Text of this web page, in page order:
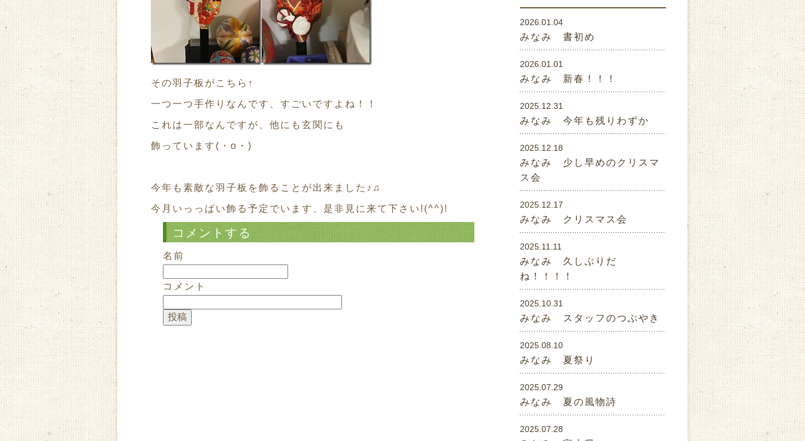
その羽子板がこちら↑
一つ一つ手作りなんです、すごいですよね！！
これは一部なんですが、他にも玄関にも
飾っています(・o・)
今年も素敵な羽子板を飾ることが出来ました♪♫
今月いっっぱい飾る予定でいます、是非見に来て下さい!(^^)!
コメントする
名前
コメント
2026.01.04
みなみ 書初め
2026.01.01
みなみ 新春！！！
2025.12.31
みなみ 今年も残りわずか
2025.12.18
みなみ 少し早めのクリスマ
ス会
2025.12.17
みなみ クリスマス会
2025.11.11
みなみ 久しぶりだ
ね！！！！
2025.10.31
みなみ スタッフのつぶやき
2025.08.10
みなみ 夏祭り
2025.07.29
みなみ 夏の風物詩
2025.07.28